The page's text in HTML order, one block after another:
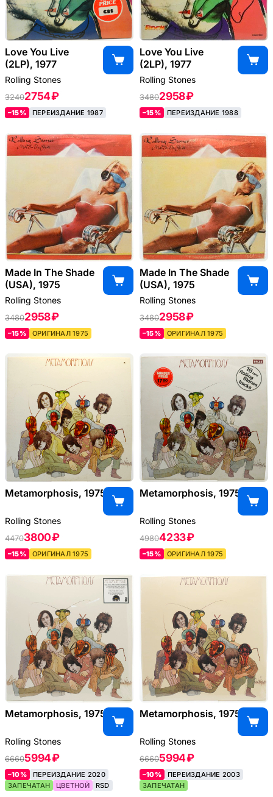
Love You Live
(2LP), 1977
Rolling Stones
32402754 ₽
–15% ПЕРЕИЗДАНИЕ 1987
Love You Live
(2LP), 1977
Rolling Stones
34802958 ₽
–15% ПЕРЕИЗДАНИЕ 1988
Made In The Shade
(USA), 1975
Rolling Stones
34802958 ₽
–15% ОРИГИНАЛ 1975
Made In The Shade
(USA), 1975
Rolling Stones
34802958 ₽
–15% ОРИГИНАЛ 1975
Metamorphosis, 1975
Rolling Stones
44703800 ₽
–15% ОРИГИНАЛ 1975
Metamorphosis, 1975
Rolling Stones
49804233 ₽
–15% ОРИГИНАЛ 1975
Metamorphosis, 1975
Rolling Stones
66605994 ₽
–10%
ПЕРЕИЗДАНИЕ 2020
ЗАПЕЧАТАН
ЦВЕТНОЙ RSD
Metamorphosis, 1975
Rolling Stones
66605994 ₽
–10%
ПЕРЕИЗДАНИЕ 2003
ЗАПЕЧАТАН